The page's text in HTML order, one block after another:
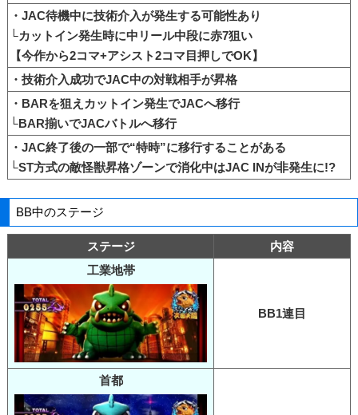
・JAC待機中に技術介入が発生する可能性あり
└カットイン発生時に中リール中段に赤7狙い
【今作から2コマ+アシスト2コマ目押しでOK】
・技術介入成功でJAC中の対戦相手が昇格
・BARを狙えカットイン発生でJACへ移行
└BAR揃いでJACバトルへ移行
・JAC終了後の一部で“特時”に移行することがある
└ST方式の敵怪獣昇格ゾーンで消化中はJAC INが非発生に!?
BB中のステージ
ステージ
内容
工業地帯
BB1連目
首都